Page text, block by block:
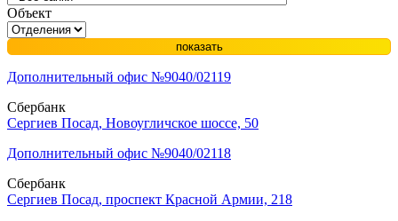
Объект
показать
Дополнительный офис №9040/02119
Сбербанк
Сергиев Посад, Новоугличское шоссе, 50
Дополнительный офис №9040/02118
Сбербанк
Сергиев Посад, проспект Красной Армии, 218